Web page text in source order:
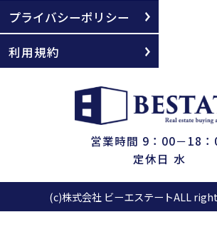
プライバシーポリシー
利用規約
営業時間 9：00－18：
定休日 水
(c)株式会社 ビーエステートALL